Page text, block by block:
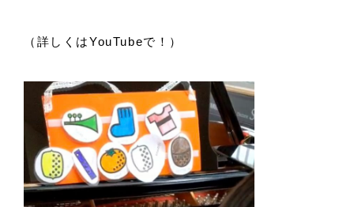
（詳しくはYouTubeで！）